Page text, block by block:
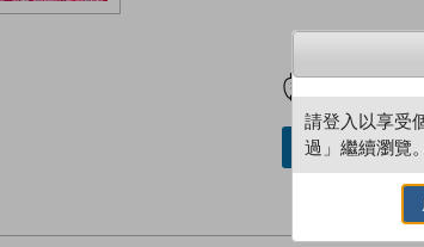
加入／閱
請登入以享受
過」繼續瀏覽。